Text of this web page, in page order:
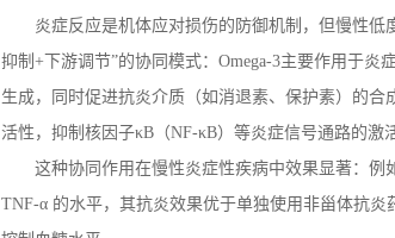
炎症反应是机体应对损伤的防御机制，但慢性
抑制 + 下游调节”的协同模式： Omega-3主要作用于炎
生成，同时促进抗炎介质（如消退素、保护素）的合
活性，抑制核因子κB （NF-κB）等炎症信号通路的激
这种协同作用在慢性炎症性疾病中效果显著：
TNF-α 的水平，其抗炎效果优于单独使用非甾体抗炎